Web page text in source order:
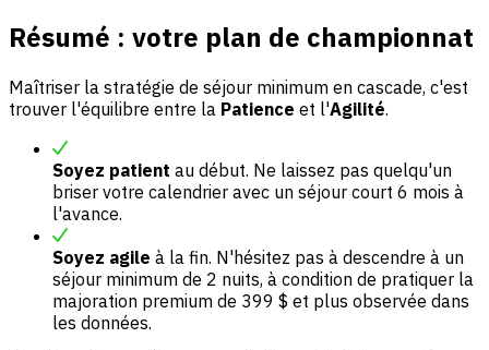
Résumé : votre plan de championnat
Maîtriser la stratégie de séjour minimum en cascade, c'est
trouver l'équilibre entre la Patience et l'Agilité.
Soyez patient au début. Ne laissez pas quelqu'un
briser votre calendrier avec un séjour court 6 mois à
l'avance.
Soyez agile à la fin. N'hésitez pas à descendre à un
séjour minimum de 2 nuits, à condition de pratiquer la
majoration premium de 399 $ et plus observée dans
les données.